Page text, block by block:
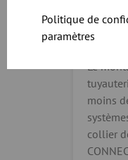
Politique de
paramètres
Le
moins
collier